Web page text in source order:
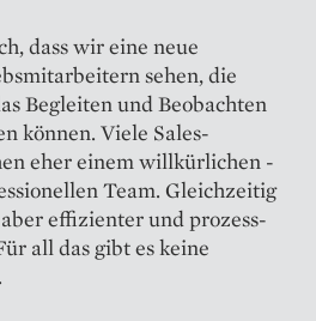
dass wir eine neue
sehen, die
Begleiten und Beobachten
können. Viele Sales-
eher einem willkürlichen
Team. Gleichzeitig
aber effizienter und prozess­
all das gibt es keine